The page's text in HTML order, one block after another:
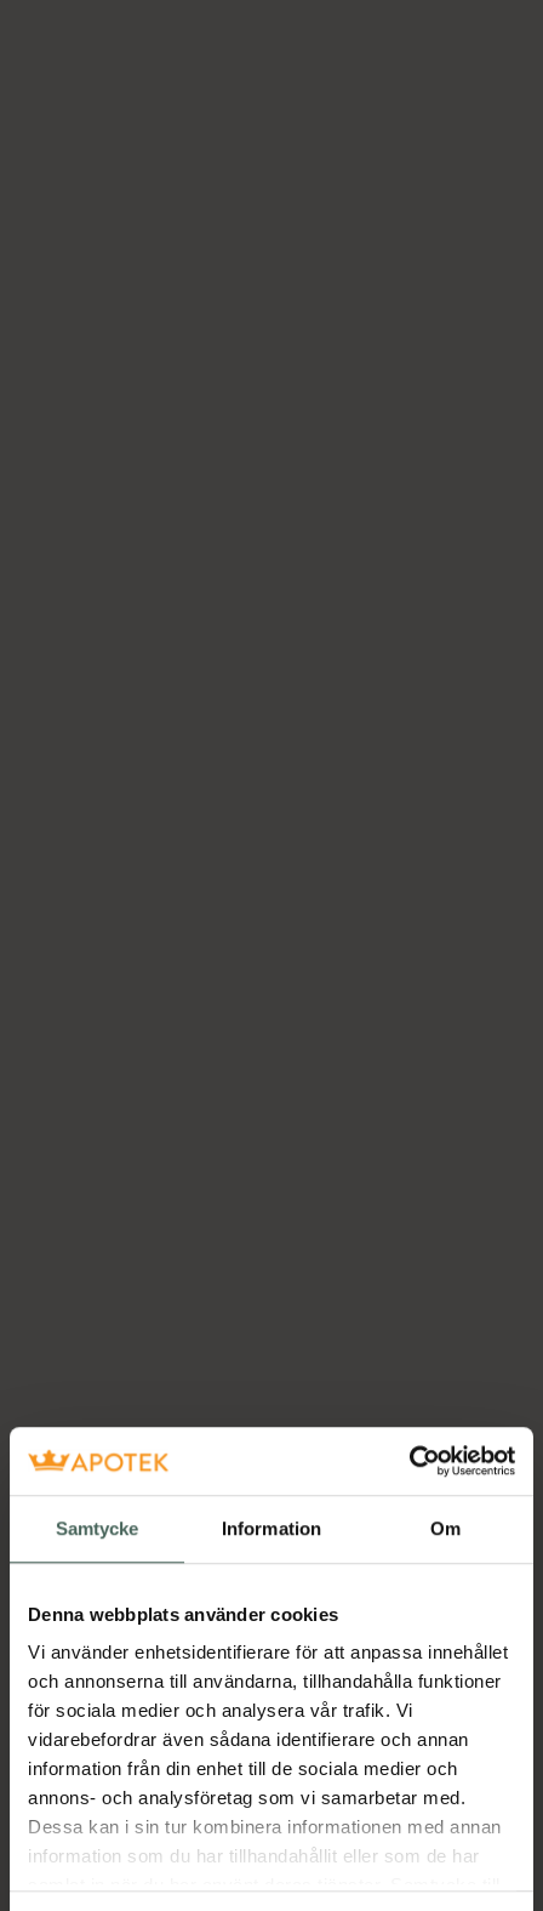
Samtycke Information Om
Denna webbplats använder cookies
Vi använder enhetsidentifierare för att anpassa innehållet
och annonserna till användarna, tillhandahålla funktioner
för sociala medier och analysera vår trafik. Vi
vidarebefordrar även sådana identifierare och annan
information från din enhet till de sociala medier och
annons- och analysföretag som vi samarbetar med.
Dessa kan i sin tur kombinera informationen med annan
information som du har tillhandahållit eller som de har